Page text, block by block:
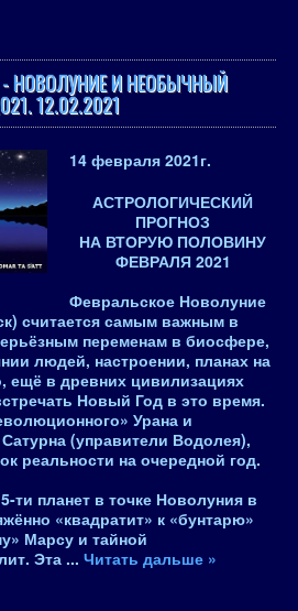
НОВОЛУНИЕ И НЕОБЫЧНЫЙ
12.02.2021
14 февраля 2021г.
АСТРОЛОГИЧЕСКИЙ
ПРОГНОЗ
НА ВТОРУЮ ПОЛОВИНУ
ФЕВРАЛЯ 2021
Февральское Новолуние
считается самым важным в
переменам в биосфере,
людей, настроении, планах на
ещё в древних цивилизациях
Новый Год в это время.
Урана и
(управители Водолея),
реальности на очередной год.
планет в точке Новолуния в
«квадратит» к «бунтарю»
Марсу и тайной
Эта ... Читать дальше »